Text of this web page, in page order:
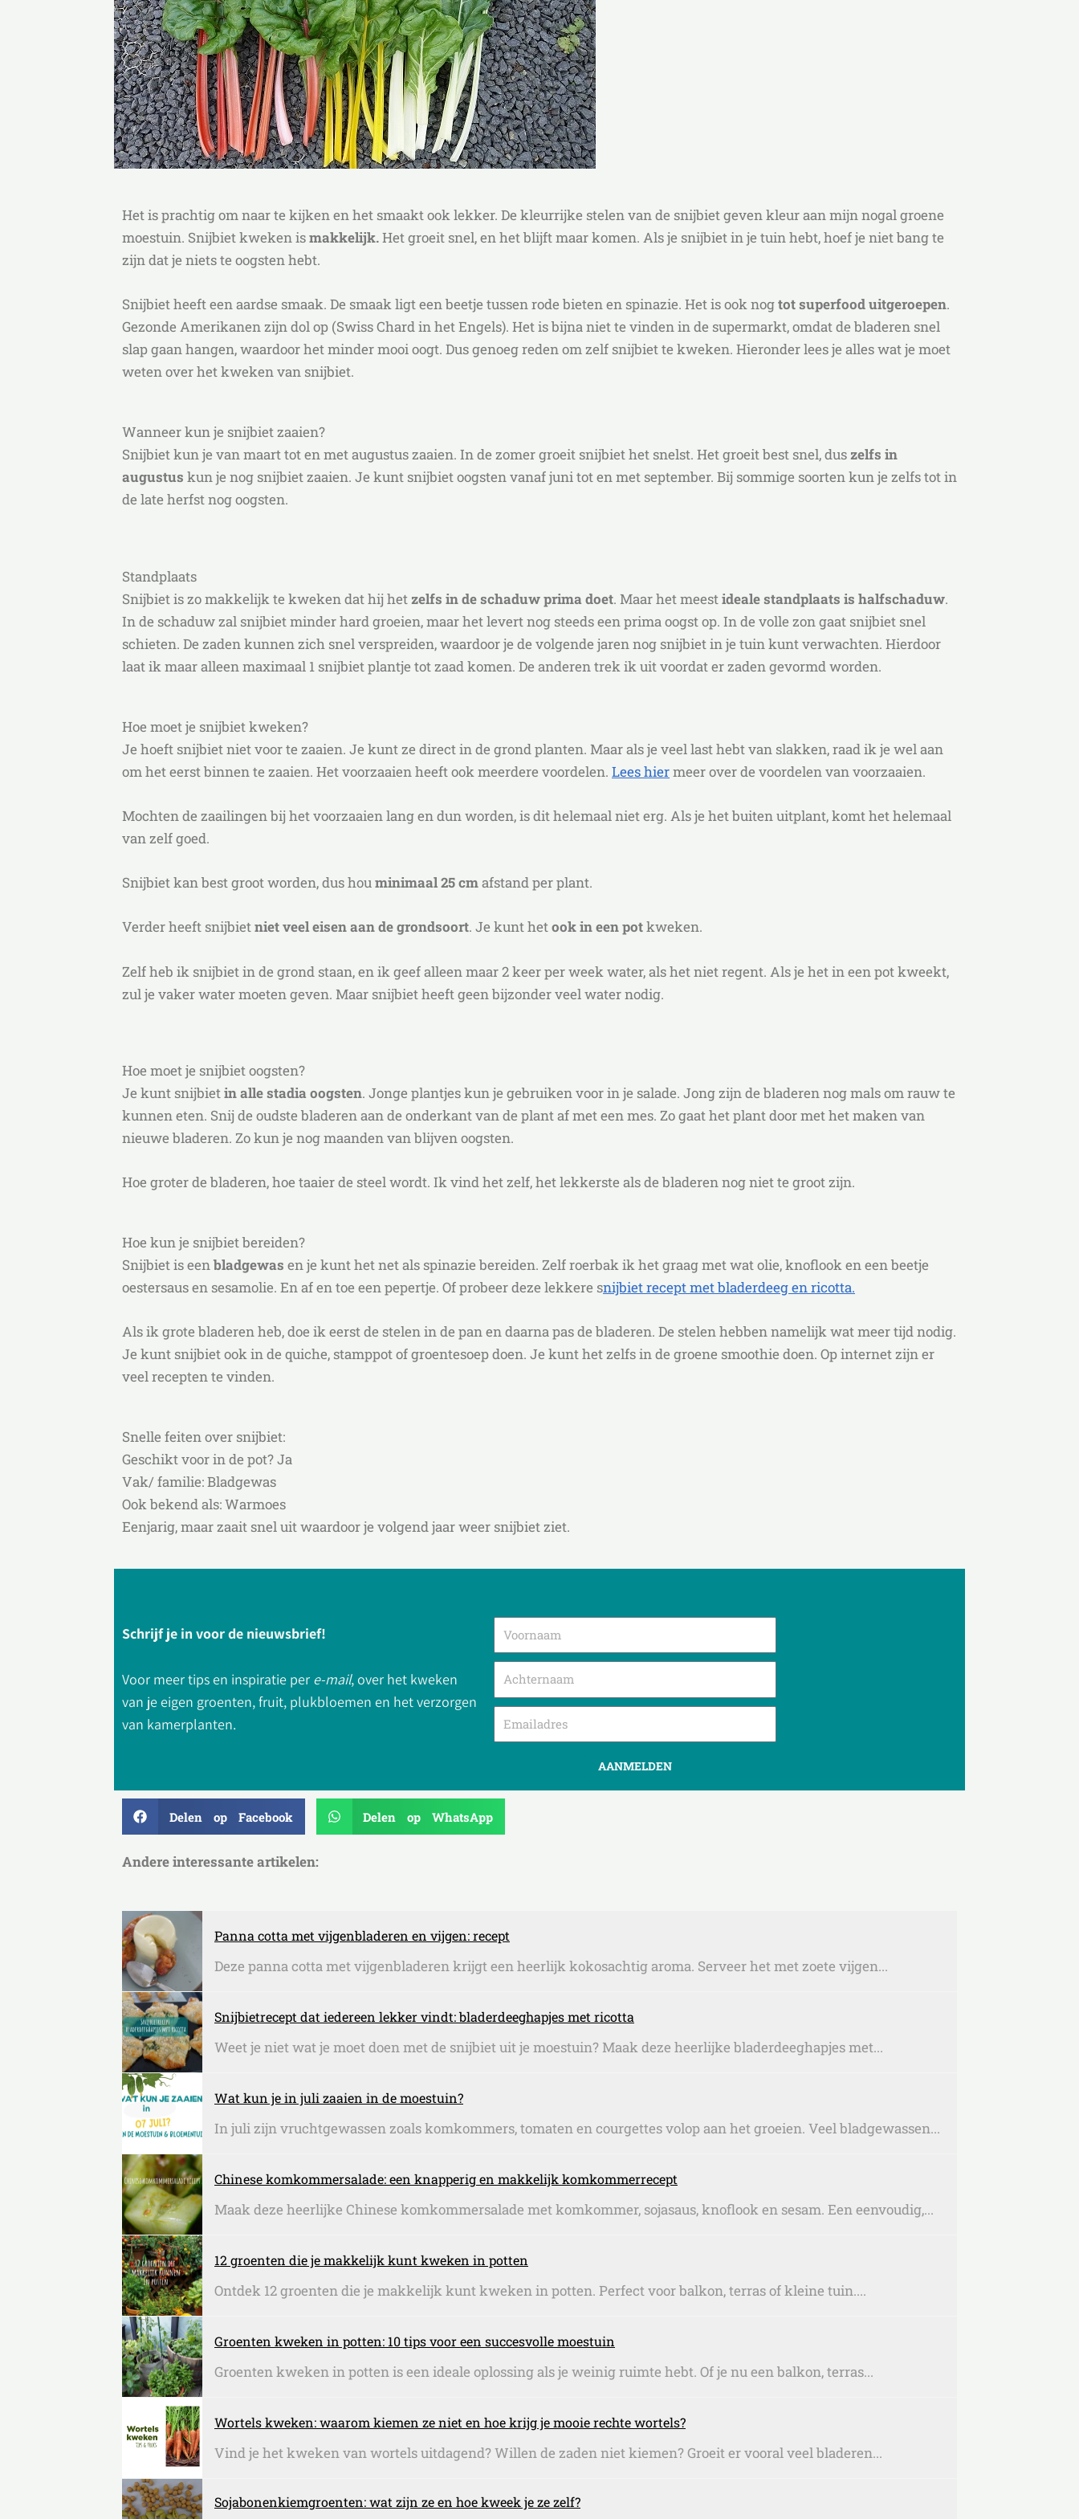
Het is prachtig om naar te kijken en het smaakt ook lekker. De kleurrijke stelen van de snijbiet geven kleur aan mijn nogal groene
moestuin. Snijbiet kweken ismakkelijk.Het groeit snel, en het blijft maar komen. Als je snijbiet in je tuin hebt, hoef je niet bang te
zijn dat je niets te oogsten hebt.
Snijbiet heeft een aardse smaak. De smaak ligt een beetje tussen rode bieten en spinazie. Het is ook nogtot superfood uitgeroepen.
Gezonde Amerikanen zijn dol op (Swiss Chard in het Engels). Het is bijna niet te vinden in de supermarkt, omdat de bladeren snel
slap gaan hangen, waardoor het minder mooi oogt. Dus genoeg reden om zelf snijbiet te kweken. Hieronder lees je alles wat je moet
weten over het kweken van snijbiet.
Wanneer kun je snijbiet zaaien?
Snijbiet kun je van maart tot en met augustus zaaien. In de zomer groeit snijbiet het snelst. Het groeit best snel, duszelfs in
augustus kun je nog snijbiet zaaien. Je kunt snijbiet oogsten vanaf juni tot en met september. Bij sommige soorten kun je zelfs tot in
de late herfst nog oogsten.
Standplaats
Snijbiet is zo makkelijk te kweken dat hij het zelfs in de schaduw prima doet. Maar het meestideale standplaats is halfschaduw.
In de schaduw zal snijbiet minder hard groeien, maar het levert nog steeds een prima oogst op. In de volle zon gaat snijbiet snel
schieten. De zaden kunnen zich snel verspreiden, waardoor je de volgende jaren nog snijbiet in je tuin kunt verwachten. Hierdoor
laat ik maar alleen maximaal 1 snijbiet plantje tot zaad komen. De anderen trek ik uit voordat er zaden gevormd worden.
Hoe moet je snijbiet kweken?
Je hoeft snijbiet niet voor te zaaien. Je kunt ze direct in de grond planten. Maar als je veel last hebt van slakken, raad ik je wel aan
om het eerst binnen te zaaien. Het voorzaaien heeft ook meerdere voordelen. Lees hiermeer over de voordelen van voorzaaien.
Mochten de zaailingen bij het voorzaaien lang en dun worden, is dit helemaal niet erg. Als je het buiten uitplant, komt het helemaal
van zelf goed.
Snijbiet kan best groot worden, dus houminimaal 25 cmafstand per plant.
Verder heeft snijbietniet veel eisen aan de grondsoort. Je kunt hetook in een potkweken.
Zelf heb ik snijbiet in de grond staan, en ik geef alleen maar 2 keer per week water, als het niet regent. Als je het in een pot kweekt,
zul je vaker water moeten geven. Maar snijbiet heeft geen bijzonder veel water nodig.
Hoe moet je snijbiet oogsten?
Je kunt snijbietin alle stadia oogsten. Jonge plantjes kun je gebruiken voor in je salade. Jong zijn de bladeren nog mals om rauw te
kunnen eten. Snij de oudste bladeren aan de onderkant van de plant af met een mes. Zo gaat het plant door met het maken van
nieuwe bladeren. Zo kun je nog maanden van blijven oogsten.
Hoe groter de bladeren, hoe taaier de steel wordt. Ik vind het zelf, het lekkerste als de bladeren nog niet te groot zijn.
Hoe kun je snijbiet bereiden?
Snijbiet is eenbladgewas en je kunt het net als spinazie bereiden. Zelf roerbak ik het graag met wat olie, knoflook en een beetje
oestersaus en sesamolie. En af en toe een pepertje. Of probeer deze lekkere snijbiet recept met bladerdeeg en ricotta.
Als ik grote bladeren heb, doe ik eerst de stelen in de pan en daarna pas de bladeren. De stelen hebben namelijk wat meer tijd nodig.
Je kunt snijbiet ook in de quiche, stamppot of groentesoep doen. Je kunt het zelfs in de groene smoothie doen. Op internet zijn er
veel recepten te vinden.
Snelle feiten over snijbiet:
Geschikt voor in de pot? Ja
Vak/ familie: Bladgewas
Ook bekend als: Warmoes
Eenjarig, maar zaait snel uit waardoor je volgend jaar weer snijbiet ziet.
Schrijf je in voor de nieuwsbrief!
Voor meer tips en inspiratie per e-mail, over het kweken
van je eigen groenten, fruit, plukbloemen en het verzorgen
van kamerplanten.
AANMELDEN
Delen op Facebook Delen op WhatsApp
Andere interessante artikelen:
Panna cotta met vijgenbladeren en vijgen: recept
Deze panna cotta met vijgenbladeren krijgt een heerlijk kokosachtig aroma. Serveer het met zoete vijgen...
Snijbietrecept dat iedereen lekker vindt: bladerdeeghapjes met ricotta
Weet je niet wat je moet doen met de snijbiet uit je moestuin? Maak deze heerlijke bladerdeeghapjes met...
Wat kun je in juli zaaien in de moestuin?
In juli zijn vruchtgewassen zoals komkommers, tomaten en courgettes volop aan het groeien. Veel bladgewassen...
Chinese komkommersalade: een knapperig en makkelijk komkommerrecept
Maak deze heerlijke Chinese komkommersalade met komkommer, sojasaus, knoflook en sesam. Een eenvoudig,...
12 groenten die je makkelijk kunt kweken in potten
Ontdek 12 groenten die je makkelijk kunt kweken in potten. Perfect voor balkon, terras of kleine tuin....
Groenten kweken in potten: 10 tips voor een succesvolle moestuin
Groenten kweken in potten is een ideale oplossing als je weinig ruimte hebt. Of je nu een balkon, terras...
Wortels kweken: waarom kiemen ze niet en hoe krijg je mooie rechte wortels?
Vind je het kweken van wortels uitdagend? Willen de zaden niet kiemen? Groeit er vooral veel bladeren...
Sojabonenkiemgroenten: wat zijn ze en hoe kweek je ze zelf?